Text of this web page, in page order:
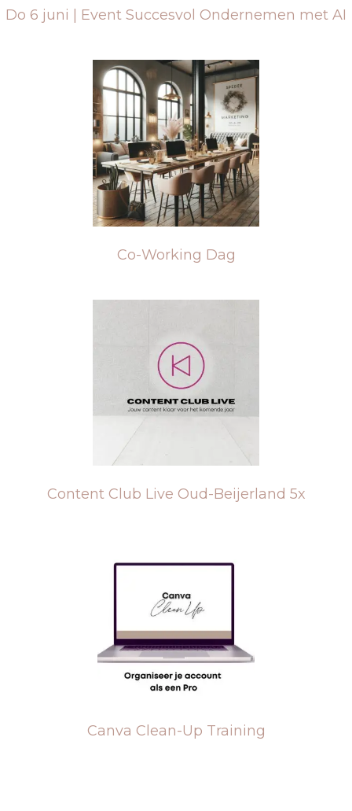
Do 6 juni | Event Succesvol Ondernemen met AI
Co-Working Dag
Content Club Live Oud-Beijerland 5x
Canva Clean-Up Training